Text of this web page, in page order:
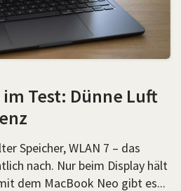
im Test: Dünne Luft
Speicher, WLAN 7 – das
nach. Nur beim Display hält
dem MacBook Neo gibt es...